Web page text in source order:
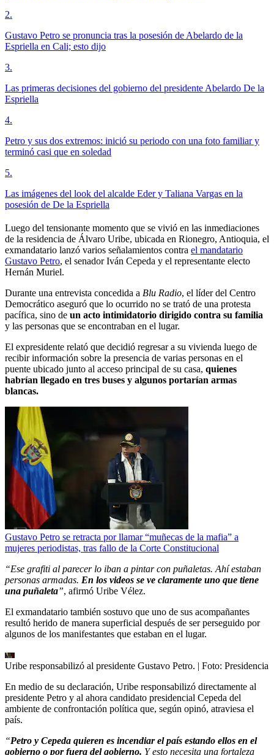
2.
Gustavo Petro se pronuncia tras la posesión de Abelardo de la
Espriella en Cali; esto dijo
3.
Las primeras decisiones del gobierno del presidente Abelardo De la
Espriella
4.
Petro y sus dos extremos: inició su periodo con una foto familiar y
terminó casi que en soledad
5.
Las imágenes del look del alcalde Eder y Taliana Vargas en la
posesión de De la Espriella
Luego del tensionante momento que se vivió en las inmediaciones
de la residencia de Álvaro Uribe, ubicada en Rionegro, Antioquia, el
exmandatario lanzó varios señalamientos contra el mandatario
Gustavo Petro, el senador Iván Cepeda y el representante electo
Hernán Muriel.
Durante una entrevista concedida a Blu Radio, el líder del Centro
Democrático aseguró que lo ocurrido no se trató de una protesta
pacífica, sino de un acto intimidatorio dirigido contra su familia
y las personas que se encontraban en el lugar.
El expresidente relató que decidió regresar a su vivienda luego de
recibir información sobre la presencia de varias personas en el
puente ubicado junto al acceso principal de su casa, quienes
habrían llegado en tres buses y algunos portarían armas
blancas.
Gustavo Petro se retracta por llamar “muñecas de la mafia” a
mujeres periodistas, tras fallo de la Corte Constitucional
“Ese grafiti al parecer lo iban a pintar con puñaletas. Ahí estaban
personas armadas. En los videos se ve claramente uno que tiene
una puñaleta”, afirmó Uribe Vélez.
El exmandatario también sostuvo que uno de sus acompañantes
resultó herido de manera superficial después de ser perseguido por
algunos de los manifestantes que estaban en el lugar.
Uribe responsabilizó al presidente Gustavo Petro. | Foto: Presidencia
En medio de su declaración, Uribe responsabilizó directamente al
presidente Petro y al ahora candidato presidencial Cepeda del
ambiente de confrontación política que, según opinó, atraviesa el
país.
“Petro y Cepeda quieren es incendiar el país estando ellos en el
gobierno o por fuera del gobierno. Y esto necesita una fortaleza